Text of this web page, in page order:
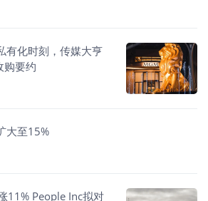
有化时刻，传媒大亨
购要约
大至15%
11% People Inc拟对